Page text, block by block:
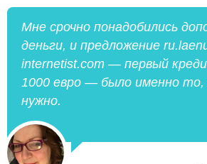
Мне срочно понадобились
деньги, и предложение
internetist.com — первый
1000 евро — было именно
нужно.